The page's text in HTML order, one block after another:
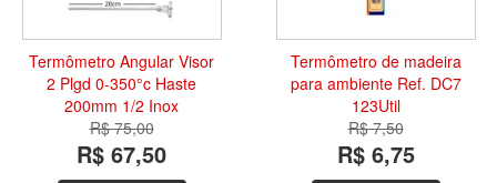
Termômetro Angular Visor
2 Plgd 0-350°c Haste
200mm 1/2 Inox
R$ 75,00
R$ 67,50
Termômetro de madeira
para ambiente Ref. DC7
123Util
R$ 7,50
R$ 6,75